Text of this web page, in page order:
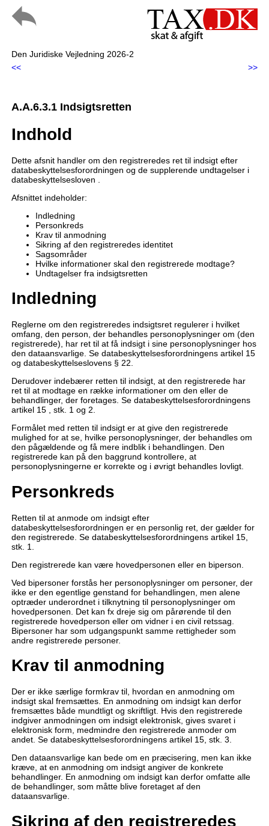
Den Juridiske Vejledning 2026-2
<<
>>
A.A.6.3.1 Indsigtsretten
Indhold
Dette afsnit handler om den registreredes ret til indsigt efter
databeskyttelsesforordningen og de supplerende undtagelser i
databeskyttelsesloven .
Afsnittet indeholder:
Indledning
Personkreds
Krav til anmodning
Sikring af den registreredes identitet
Sagsområder
Hvilke informationer skal den registrerede modtage?
Undtagelser fra indsigtsretten
Indledning
Reglerne om den registreredes indsigtsret regulerer i hvilket
omfang, den person, der behandles personoplysninger om (den
registrerede), har ret til at få indsigt i sine personoplysninger hos
den dataansvarlige. Se databeskyttelsesforordningens artikel 15
og databeskyttelseslovens § 22.
Derudover indebærer retten til indsigt, at den registrerede har
ret til at modtage en række informationer om den eller de
behandlinger, der foretages. Se databeskyttelsesforordningens
artikel 15 , stk. 1 og 2.
Formålet med retten til indsigt er at give den registrerede
mulighed for at se, hvilke personoplysninger, der behandles om
den pågældende og få mere indblik i behandlingen. Den
registrerede kan på den baggrund kontrollere, at
personoplysningerne er korrekte og i øvrigt behandles lovligt.
Personkreds
Retten til at anmode om indsigt efter
databeskyttelsesforordningen er en personlig ret, der gælder for
den registrerede. Se databeskyttelsesforordningens artikel 15,
stk. 1.
Den registrerede kan være hovedpersonen eller en biperson.
Ved bipersoner forstås her personoplysninger om personer, der
ikke er den egentlige genstand for behandlingen, men alene
optræder underordnet i tilknytning til personoplysninger om
hovedpersonen. Det kan fx dreje sig om pårørende til den
registrerede hovedperson eller om vidner i en civil retssag.
Bipersoner har som udgangspunkt samme rettigheder som
andre registrerede personer.
Krav til anmodning
Der er ikke særlige formkrav til, hvordan en anmodning om
indsigt skal fremsættes. En anmodning om indsigt kan derfor
fremsættes både mundtligt og skriftligt. Hvis den registrerede
indgiver anmodningen om indsigt elektronisk, gives svaret i
elektronisk form, medmindre den registrerede anmoder om
andet. Se databeskyttelsesforordningens artikel 15, stk. 3.
Den dataansvarlige kan bede om en præcisering, men kan ikke
kræve, at en anmodning om indsigt angiver de konkrete
behandlinger. En anmodning om indsigt kan derfor omfatte alle
de behandlinger, som måtte blive foretaget af den
dataansvarlige.
Sikring af den registreredes